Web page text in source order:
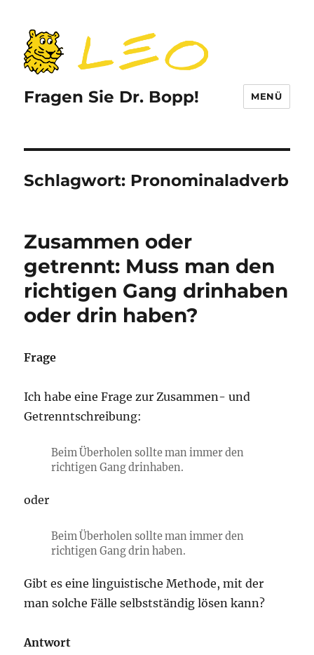
Fragen Sie Dr. Bopp! MENÜ
Schlagwort: Pronominaladverb
Zusammen oder
getrennt: Muss man den
richtigen Gang drinhaben
oder drin haben?
Frage
Ich habe eine Frage zur Zusammen- und
Getrenntschreibung:
Beim Überholen sollte man immer den
richtigen Gang drinhaben.
oder
Beim Überholen sollte man immer den
richtigen Gang drin haben.
Gibt es eine linguistische Methode, mit der
man solche Fälle selbstständig lösen kann?
Antwort